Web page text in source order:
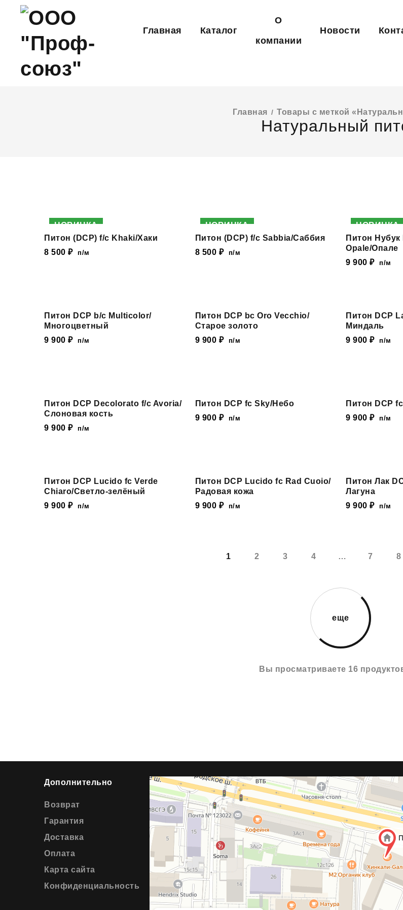
Главная Каталог
О
компании
Новости
Главная / Товары с меткой
Натуральный
НОВИНКА
Питон (DCP) f/c Khaki/Хаки
8 500 ₽ п/м
НОВИНКА
Питон (DCP) f/c Sabbia/Саббия
8 500 ₽ п/м
НОВИНКА
Питон Нубук
Opale/Опале
9 900 ₽ п/м
Питон DCP b/c Multicolor/
Многоцветный
9 900 ₽ п/м
Питон DCP bc Oro Vecchio/
Старое золото
9 900 ₽ п/м
Питон DCP
Миндаль
9 900 ₽ п/м
Питон DCP Decolorato f/c Avoria/
Слоновая кость
9 900 ₽ п/м
Питон DCP fc Sky/Небо
9 900 ₽ п/м
Питон DCP
9 900 ₽ п/м
Питон DCP Lucido fc Verde
Chiaro/Светло-зелёный
9 900 ₽ п/м
Питон DCP Lucido fc Rad Cuoio/
Радовая кожа
9 900 ₽ п/м
Питон Лак
Лагуна
9 900 ₽ п/м
1 2 3 4 … 7 8
еще
Вы просматриваете 16
Дополнительно
Возврат
Гарантия
Доставка
Оплата
Карта сайта
Конфиденциальность